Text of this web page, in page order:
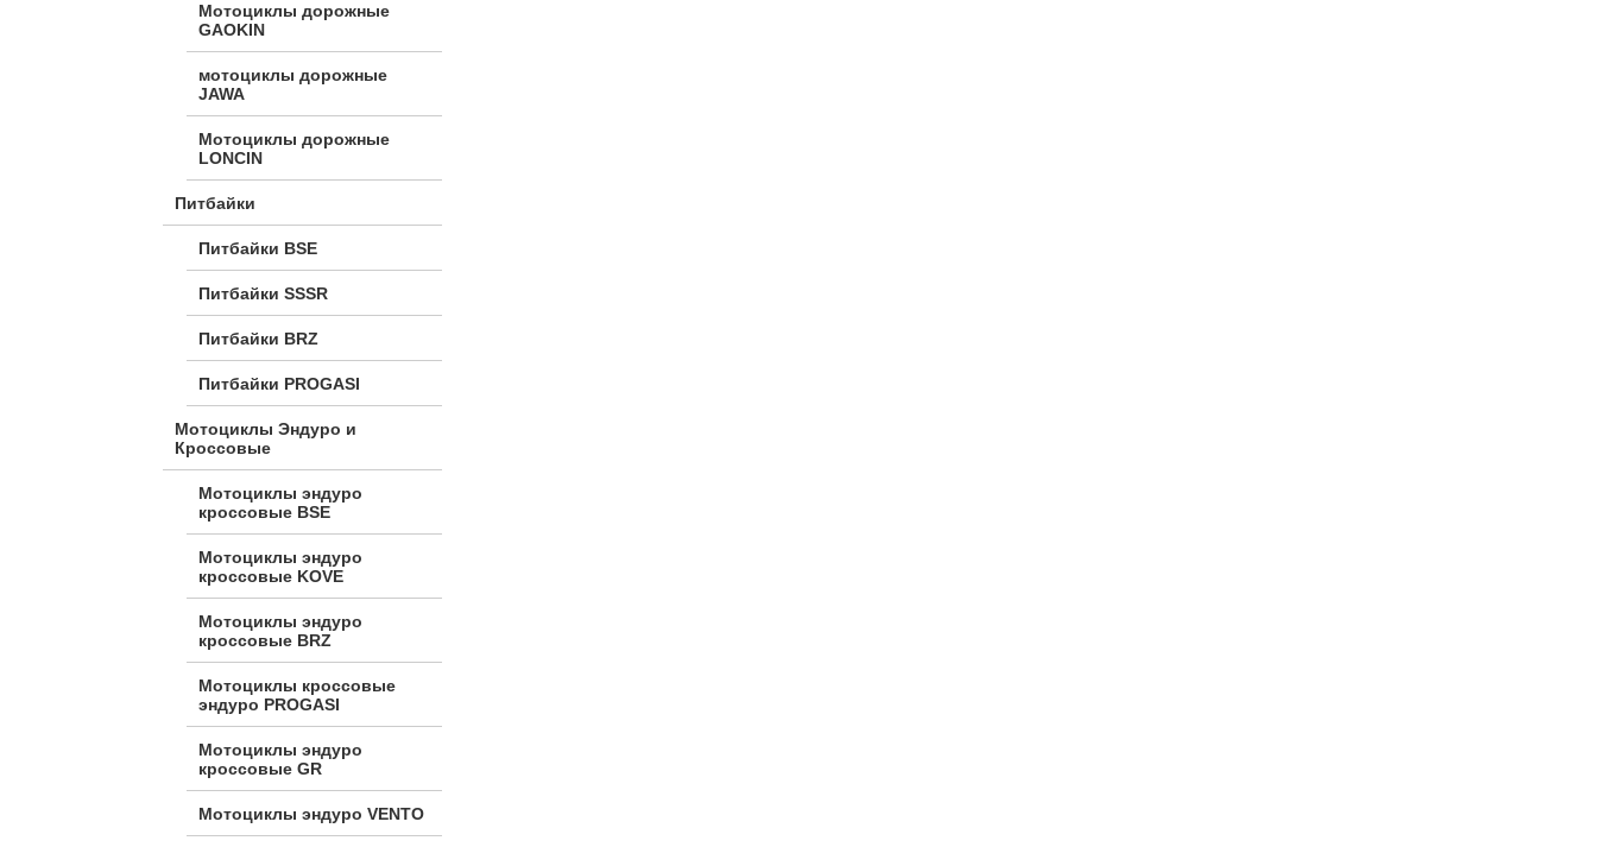
Мотоциклы дорожные
GAOKIN
мотоциклы дорожные
JAWA
Мотоциклы дорожные
LONCIN
Питбайки
Питбайки BSE
Питбайки SSSR
Питбайки BRZ
Питбайки PROGASI
Мотоциклы Эндуро и
Кроссовые
Мотоциклы эндуро
кроссовые BSE
Мотоциклы эндуро
кроссовые KOVE
Мотоциклы эндуро
кроссовые BRZ
Мотоциклы кроссовые
эндуро PROGASI
Мотоциклы эндуро
кроссовые GR
Мотоциклы эндуро VENTO